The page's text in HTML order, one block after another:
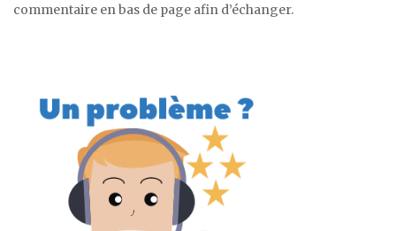
commentaire en bas de page afin d’échanger.